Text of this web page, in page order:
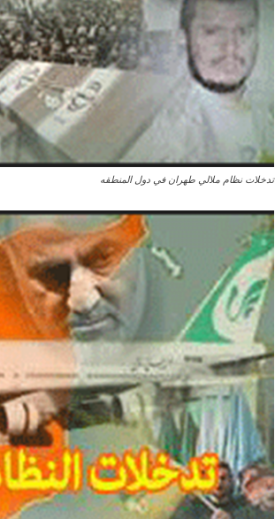
تدخلات نظام ملالي طهران في دول المنطقه